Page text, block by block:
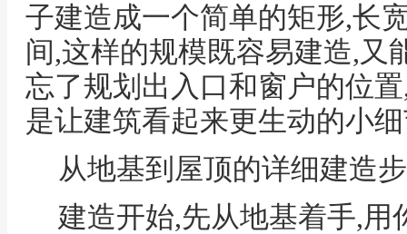
子建造成一个简单的矩形,长
间,这样的规模既容易建造,又
忘了规划出入口和窗户的位
是让建筑看起来更生动的小
从地基到屋顶的详细建造
建造开始,先从地基着手,